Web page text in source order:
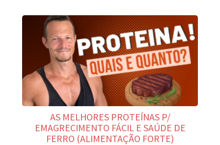
AS MELHORES PROTEÍNAS P/
EMAGRECIMENTO FÁCIL E SAÚDE DE
FERRO (ALIMENTAÇÃO FORTE)